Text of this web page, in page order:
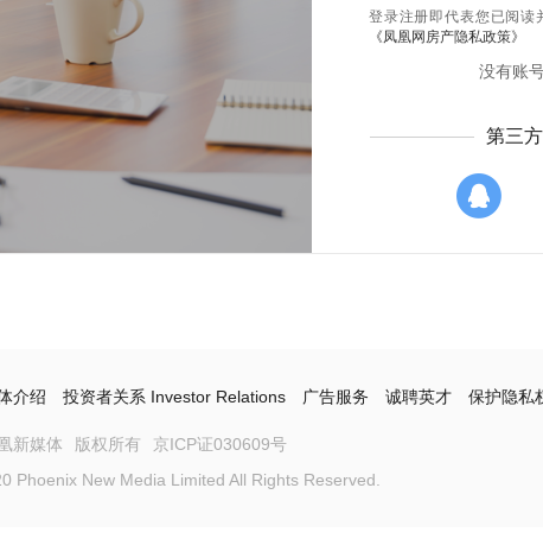
登录注册即代表您已阅读
《凤凰网房产隐私政策》
没有账
第三
介绍 投资者关系 Investor Relations 广告服务 诚聘英才 保护隐私
新媒体 版权所有
京ICP证030609号
Phoenix New Media Limited All Rights Reserved.